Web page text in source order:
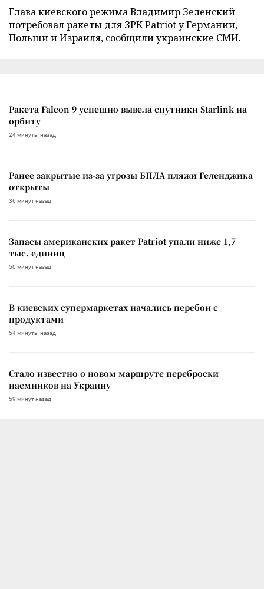
Глава киевского режима Владимир Зеленский
потребовал ракеты для ЗРК Patriot у Германии,
Польши и Израиля, сообщили украинские СМИ.
Ракета Falcon 9 успешно вывела спутники Starlink на
орбиту
24 минуты назад
Ранее закрытые из-за угрозы БПЛА пляжи Геленджика
открыты
36 минут назад
Запасы американских ракет Patriot упали ниже 1,7
тыс. единиц
50 минут назад
В киевских супермаркетах начались перебои с
продуктами
54 минуты назад
Стало известно о новом маршруте переброски
наемников на Украину
59 минут назад